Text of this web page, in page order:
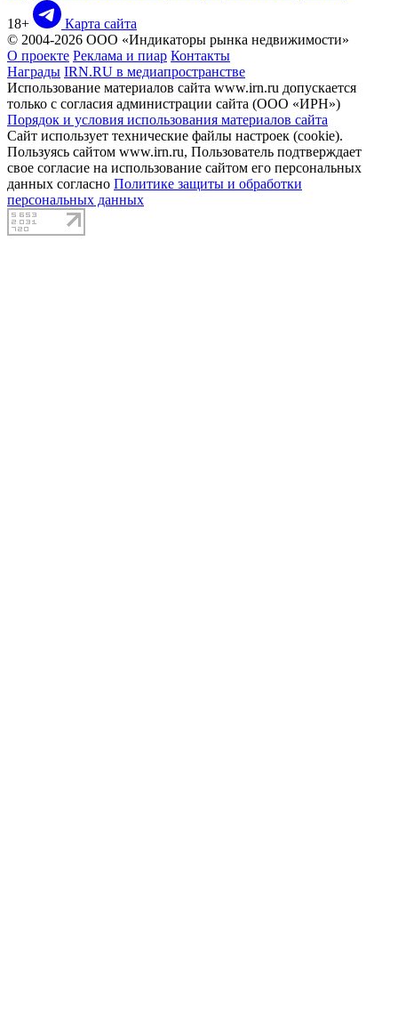
18+
Карта сайта
© 2004-2026 ООО «Индикаторы рынка недвижимости»
О проекте Реклама и пиар Контакты
Награды IRN.RU в медиапространстве
Использование материалов сайта www.irn.ru допускается
только с согласия администрации сайта (ООО «ИРН»)
Порядок и условия использования материалов сайта
Сайт использует технические файлы настроек (cookie).
Пользуясь сайтом www.irn.ru, Пользователь подтверждает
свое согласие на использование сайтом его персональных
данных согласно Политике защиты и обработки
персональных данных